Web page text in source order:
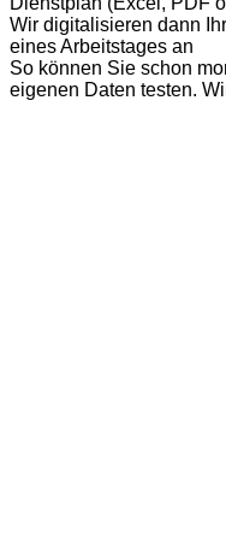
Wir digitalisieren dann
eines Arbeitstages an
So können Sie schon
eigenen Daten testen.